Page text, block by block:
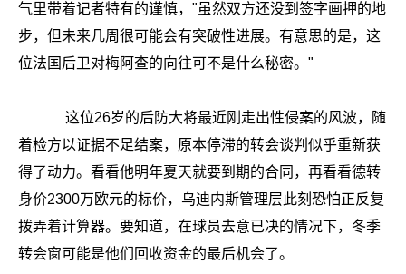
气里带着记者特有的谨慎，"虽然双方还没到签字画押的地
步，但未来几周很可能会有突破性进展。有意思的是，这
位法国后卫对梅阿查的向往可不是什么秘密。"
这位26岁的后防大将最近刚走出性侵案的风波，随
着检方以证据不足结案，原本停滞的转会谈判似乎重新获
得了动力。看看他明年夏天就要到期的合同，再看看德转
身价2300万欧元的标价，乌迪内斯管理层此刻恐怕正反复
拨弄着计算器。要知道，在球员去意已决的情况下，冬季
转会窗可能是他们回收资金的最后机会了。